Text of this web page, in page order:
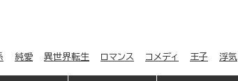
純愛 異世界転生 ロマンス コメディ 王子 浮気